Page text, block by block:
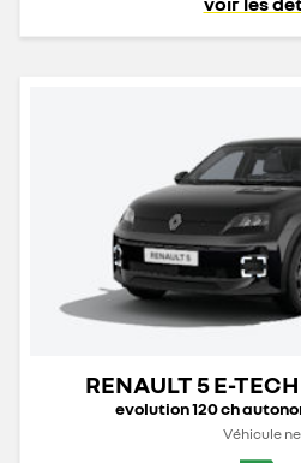
RENAULT 5 E-
evolution 120 ch
Véhicule